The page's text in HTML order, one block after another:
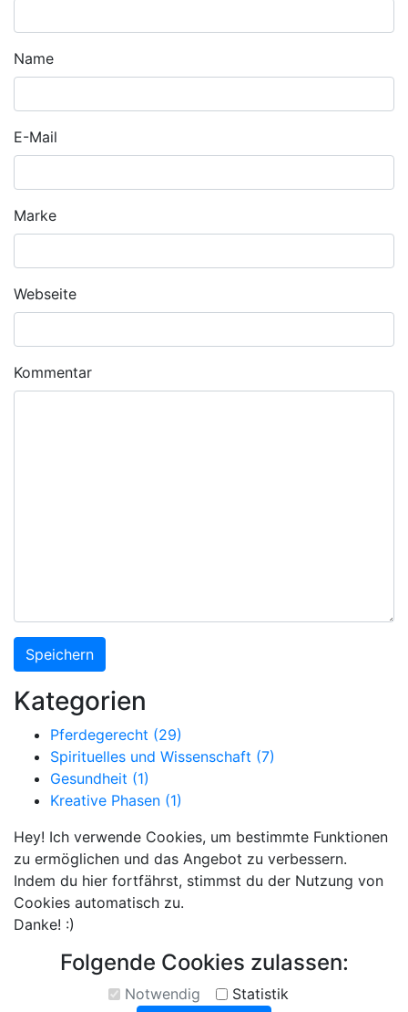
Name
E-Mail
Marke
Webseite
Kommentar
Kategorien
Pferdegerecht (29)
Spirituelles und Wissenschaft (7)
Gesundheit (1)
Kreative Phasen (1)
Hey! Ich verwende Cookies, um bestimmte Funktionen
zu ermöglichen und das Angebot zu verbessern.
Indem du hier fortfährst, stimmst du der Nutzung von
Cookies automatisch zu.
Danke! :)
Folgende Cookies zulassen:
Notwendig
Statistik